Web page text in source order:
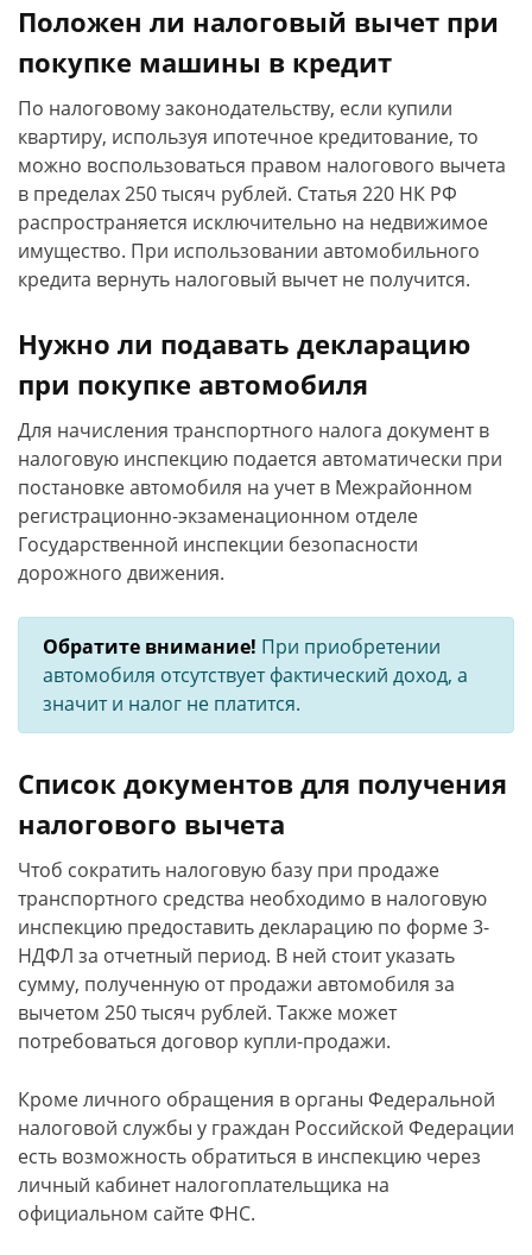
Положен ли налоговый вычет при
покупке машины в кредит
По налоговому законодательству, если купили
квартиру, используя ипотечное кредитование, то
можно воспользоваться правом налогового вычета
в пределах 250 тысяч рублей. Статья 220 НК РФ
распространяется исключительно на недвижимое
имущество. При использовании автомобильного
кредита вернуть налоговый вычет не получится.
Нужно ли подавать декларацию
при покупке автомобиля
Для начисления транспортного налога документ в
налоговую инспекцию подается автоматически при
постановке автомобиля на учет в Межрайонном
регистрационно-экзаменационном отделе
Государственной инспекции безопасности
дорожного движения.
Обратите внимание! При приобретении
автомобиля отсутствует фактический доход, а
значит и налог не платится.
Список документов для получения
налогового вычета
Чтоб сократить налоговую базу при продаже
транспортного средства необходимо в налоговую
инспекцию предоставить декларацию по форме 3-
НДФЛ за отчетный период. В ней стоит указать
сумму, полученную от продажи автомобиля за
вычетом 250 тысяч рублей. Также может
потребоваться договор купли-продажи.
Кроме личного обращения в органы Федеральной
налоговой службы у граждан Российской Федерации
есть возможность обратиться в инспекцию через
личный кабинет налогоплательщика на
официальном сайте ФНС.